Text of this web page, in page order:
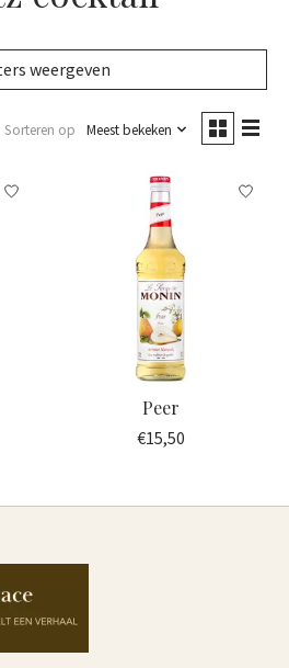
weergeven
Sorteren op Meest bekeken
Peer
€15,50